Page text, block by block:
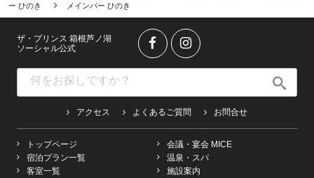
ー ひのき
メインバー ひのき
ザ・プリンス 箱根芦ノ湖
ソーシャル公式
アクセス よくあるご質問 お問合せ
トップページ
宿泊プラン一覧
客室一覧
会議・宴会 MICE
温泉・スパ
施設案内